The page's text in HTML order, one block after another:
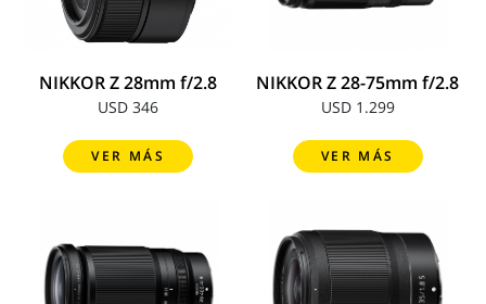
NIKKOR Z 28mm f/2.8
USD 346
VER MÁS
NIKKOR Z 28-75mm f/2.8
USD 1.299
VER MÁS